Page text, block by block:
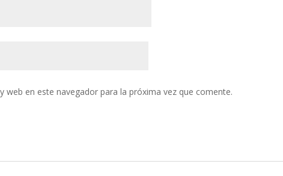
web en este navegador para la próxima vez que comente.